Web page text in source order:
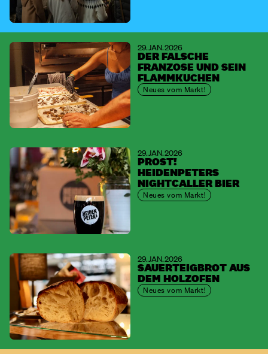
29. JAN. 2026
DER FALSCHE
FRANZOSE UND SEIN
FLAMMKUCHEN
Neues vom Markt!
29. JAN. 2026
PROST!
HEIDENPETERS
NIGHTCALLER BIER
Neues vom Markt!
29. JAN. 2026
SAUERTEIGBROT AUS
DEM HOLZOFEN
Neues vom Markt!